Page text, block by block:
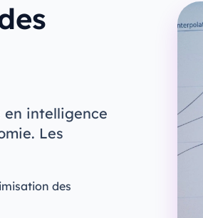
en intelligence
Les
des